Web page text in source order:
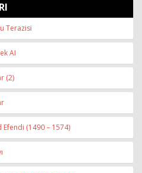
Terazisi
AI
(2)
Efendi (1490 – 1574)